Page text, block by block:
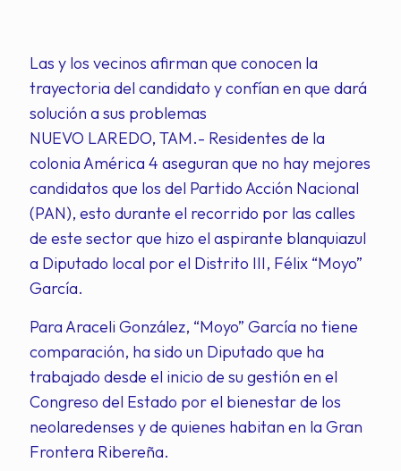
Las y los vecinos afirman que conocen la
trayectoria del candidato y confían en que dará
solución a sus problemas
NUEVO LAREDO, TAM.- Residentes de la
colonia América 4 aseguran que no hay mejores
candidatos que los del Partido Acción Nacional
(PAN), esto durante el recorrido por las calles
de este sector que hizo el aspirante blanquiazul
a Diputado local por el Distrito III, Félix “Moyo”
García.
Para Araceli González, “Moyo” García no tiene
comparación, ha sido un Diputado que ha
trabajado desde el inicio de su gestión en el
Congreso del Estado por el bienestar de los
neolaredenses y de quienes habitan en la Gran
Frontera Ribereña.